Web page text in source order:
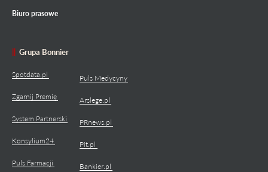
Biuro prasowe
Grupa Bonnier
Spotdata.pl
Zgarnij Premię
System Partnerski
Konsylium24
Puls Farmacji
Puls Medycyny
Arslege.pl
PRnews.pl
Pit.pl
Bankier.pl